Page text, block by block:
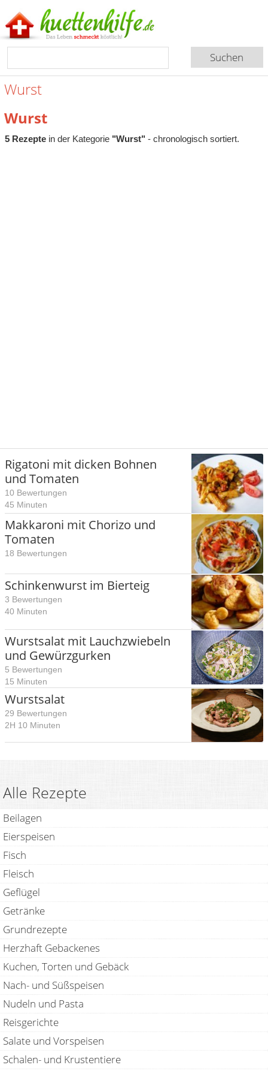
Wurst
Wurst
5 Rezeptein der Kategorie "Wurst" - chronologisch sortiert.
Rigatoni mit dicken Bohnen
und Tomaten
10 Bewertungen
45 Minuten
Makkaroni mit Chorizo und
Tomaten
18 Bewertungen
Schinkenwurst im Bierteig
3 Bewertungen
40 Minuten
Wurstsalat mit Lauchzwiebeln
und Gewürzgurken
5 Bewertungen
15 Minuten
Wurstsalat
29 Bewertungen
2H 10 Minuten
Alle Rezepte
Beilagen
Eierspeisen
Fisch
Fleisch
Geflügel
Getränke
Grundrezepte
Herzhaft Gebackenes
Kuchen, Torten und Gebäck
Nach- und Süßspeisen
Nudeln und Pasta
Reisgerichte
Salate und Vorspeisen
Schalen- und Krustentiere